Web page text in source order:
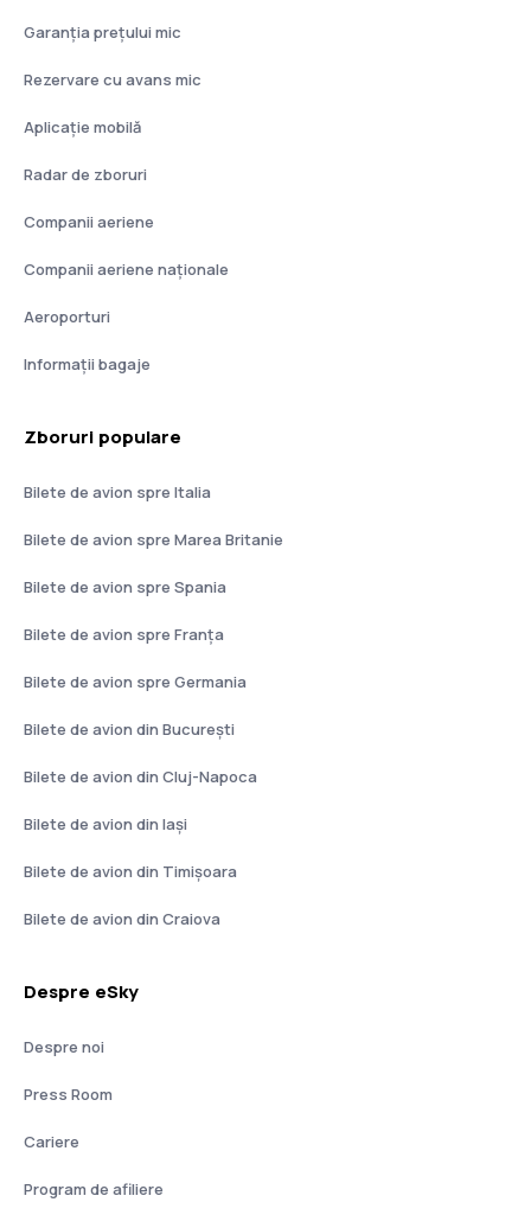
Garanția prețului mic
Rezervare cu avans mic
Aplicație mobilă
Radar de zboruri
Companii aeriene
Companii aeriene naţionale
Aeroporturi
Informații bagaje
Zboruri populare
Bilete de avion spre Italia
Bilete de avion spre Marea Britanie
Bilete de avion spre Spania
Bilete de avion spre Franţa
Bilete de avion spre Germania
Bilete de avion din București
Bilete de avion din Cluj-Napoca
Bilete de avion din Iași
Bilete de avion din Timișoara
Bilete de avion din Craiova
Despre eSky
Despre noi
Press Room
Cariere
Program de afiliere